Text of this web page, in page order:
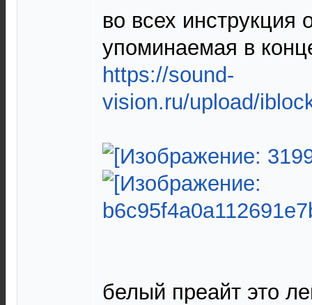
во всех инструкция
упоминаемая в
https://sound-
vision.ru/upload/
белый преайт это